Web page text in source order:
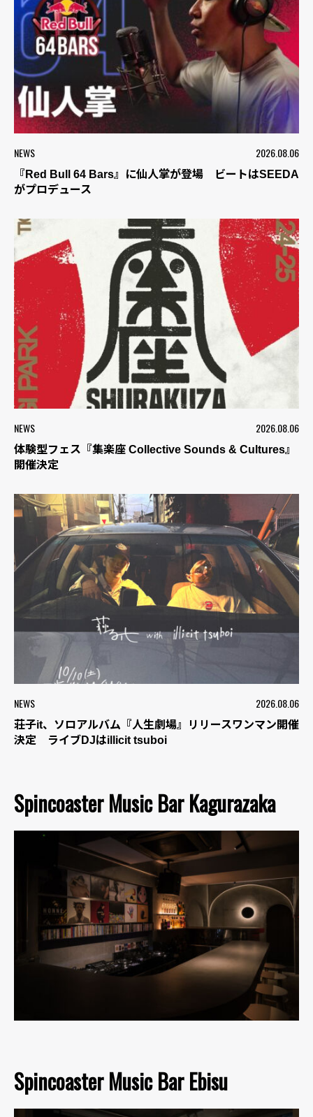
NEWS 2026.08.06
『Red Bull 64 Bars』に仙人掌が登場 ビートはSEEDA
がプロデュース
NEWS 2026.08.06
体験型フェス『集楽座 Collective Sounds & Cultures』
開催決定
NEWS 2026.08.06
荘子it、ソロアルバム『人生劇場』リリースワンマン開催
決定 ライブDJはillicit tsuboi
Spincoaster Music Bar Kagurazaka
Spincoaster Music Bar Ebisu